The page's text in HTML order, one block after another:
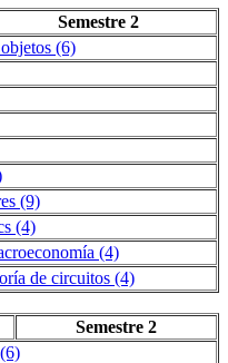
Semestre 2
(6)
(9)
(4)
(4)
de circuitos (4)
Semestre 2